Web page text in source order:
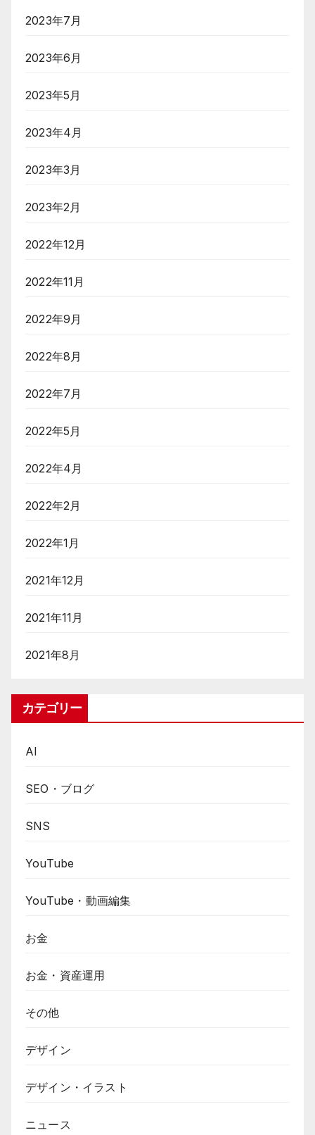
2023年7月
2023年6月
2023年5月
2023年4月
2023年3月
2023年2月
2022年12月
2022年11月
2022年9月
2022年8月
2022年7月
2022年5月
2022年4月
2022年2月
2022年1月
2021年12月
2021年11月
2021年8月
カテゴリー
AI
SEO・ブログ
SNS
YouTube
YouTube・動画編集
お金
お金・資産運用
その他
デザイン
デザイン・イラスト
ニュース